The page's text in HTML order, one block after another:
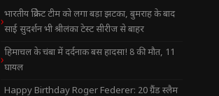
भारतीय क्रिकेट टीम को लगा बड़ा झटका, बुमराह के बाद
साई सुदर्शन भी श्रीलंका टेस्ट सीरीज से बाहर
हिमाचल के चंबा में दर्दनाक बस हादसा! 8 की मौत, 11
घायल
Happy Birthday Roger Federer: 20 ग्रैंड स्लैम